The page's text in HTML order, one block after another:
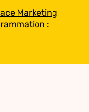
Marketing
: